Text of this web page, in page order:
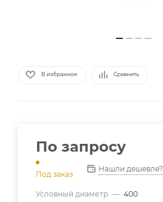
В избранное Сравнить
По запросу
Под заказ
Нашли дешевле?
Условный диаметр — 400